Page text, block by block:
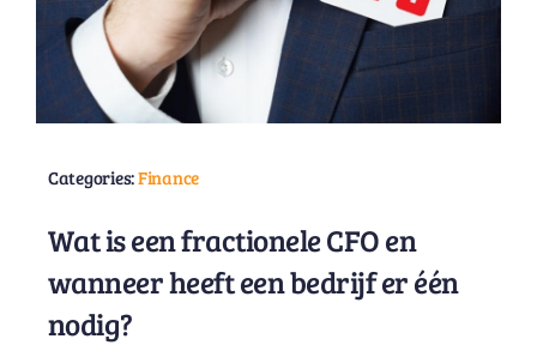
Categories:Finance
Wat is een fractionele CFO en
wanneer heeft een bedrijf er één
nodig?